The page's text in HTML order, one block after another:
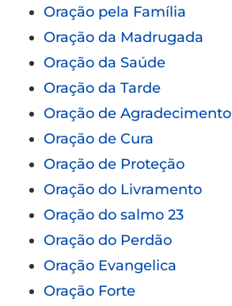
Oração pela Família
Oração da Madrugada
Oração da Saúde
Oração da Tarde
Oração de Agradecimento
Oração de Cura
Oração de Proteção
Oração do Livramento
Oração do salmo 23
Oração do Perdão
Oração Evangelica
Oração Forte